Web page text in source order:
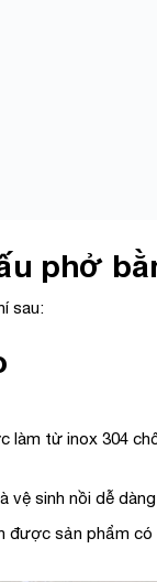
phở
sau:
từ inox 304
sinh nồi dễ
được sản phẩm